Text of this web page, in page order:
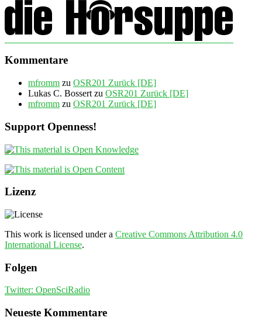
Kommentare
mfromm zu OSR201 Zurück [DE]
Lukas C. Bossert zu OSR201 Zurück [DE]
mfromm zu OSR201 Zurück [DE]
Support Openness!
Lizenz
This work is licensed under a Creative Commons Attribution 4.0
International License.
Folgen
Twitter: OpenSciRadio
Neueste Kommentare